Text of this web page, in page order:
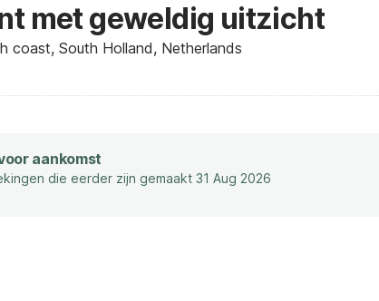
met geweldig uitzicht
coast, South Holland, Netherlands
aankomst
die eerder zijn gemaakt 31 Aug 2026